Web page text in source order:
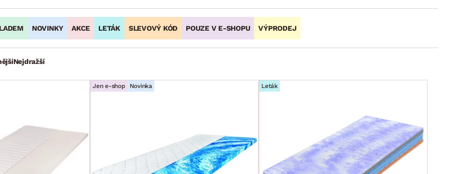
NOVINKY AKCE LETÁK SLEVOVÝ KÓD POUZE V E-SHOPU VÝPRODEJ
Nejdražší
Jen e-shop Novinka Leták